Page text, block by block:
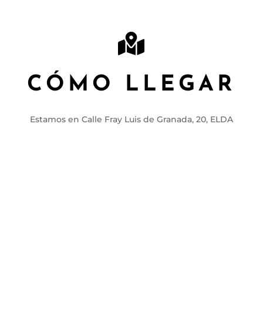
CÓMO LLEGAR
Estamos en Calle Fray Luis de Granada, 20, ELDA